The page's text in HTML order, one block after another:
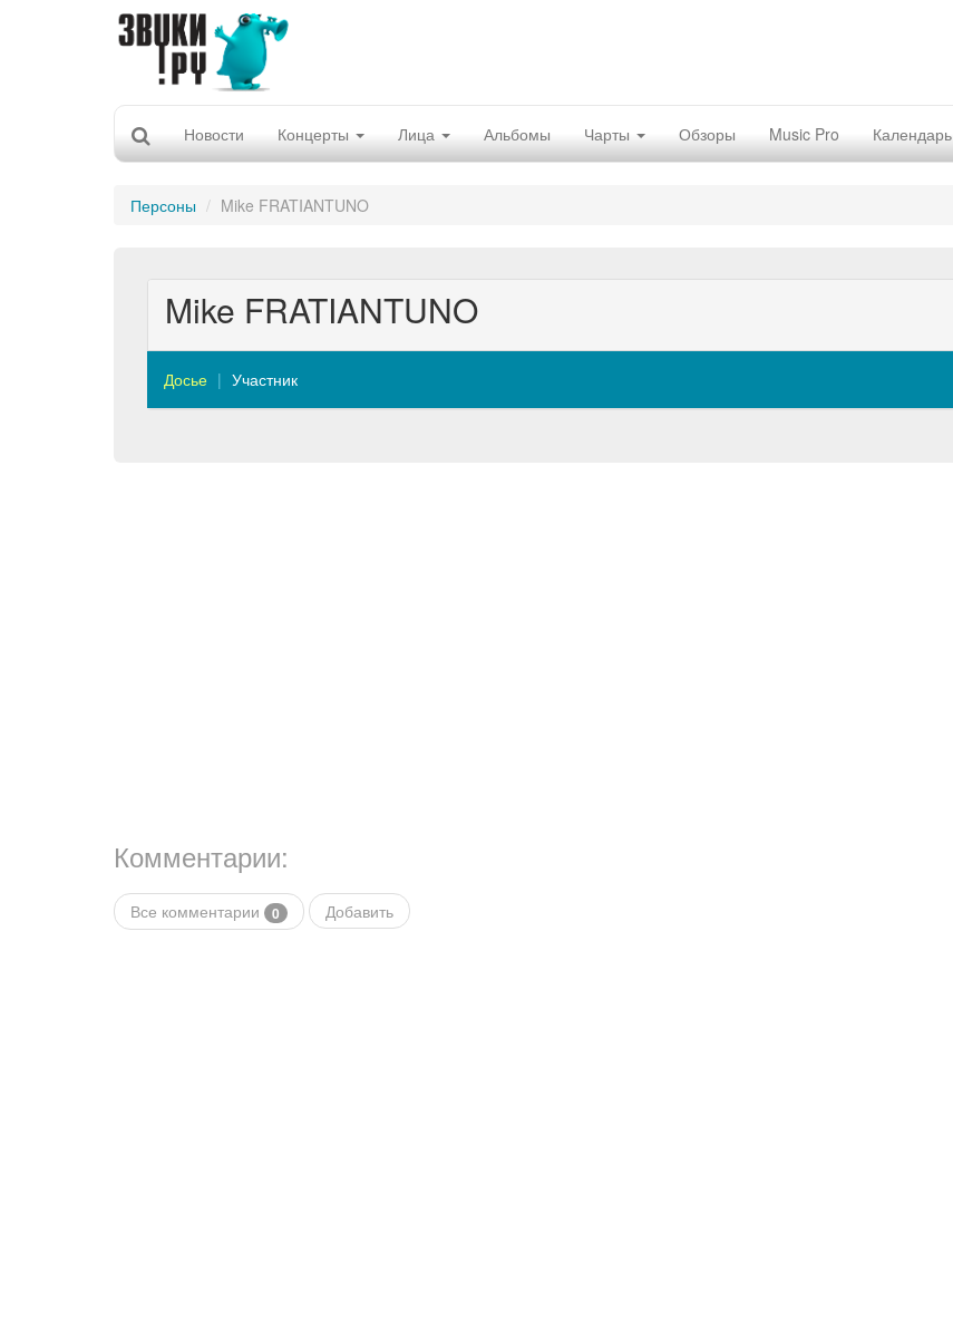
Новости Концерты Лица Альбомы Чарты Обзоры Music Pro Календарь
Персоны Mike FRATIANTUNO
Mike FRATIANTUNO
Досье Участник
Комментарии:
Все комментарии 0 Добавить